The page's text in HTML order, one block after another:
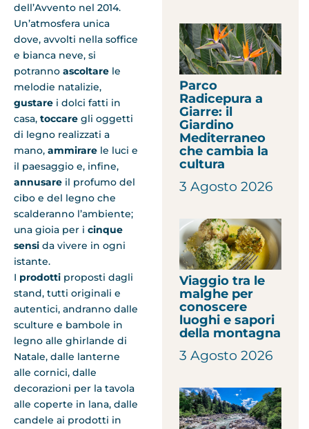
dell’Avvento nel 2014.
Un’atmosfera unica
dove, avvolti nella soffice
e bianca neve, si
potranno ascoltare le
melodie natalizie,
gustare i dolci fatti in
casa, toccare gli oggetti
di legno realizzati a
mano, ammirare le luci e
il paesaggio e, infine,
annusare il profumo del
cibo e del legno che
scalderanno l’ambiente;
una gioia per i cinque
sensi da vivere in ogni
istante.
I prodotti proposti dagli
stand, tutti originali e
autentici, andranno dalle
sculture e bambole in
legno alle ghirlande di
Natale, dalle lanterne
alle cornici, dalle
decorazioni per la tavola
alle coperte in lana, dalle
candele ai prodotti in
Parco
Radicepura a
Giarre: il
Giardino
Mediterraneo
che cambia la
cultura
3 Agosto 2026
Viaggio tra le
malghe per
conoscere
luoghi e sapori
della montagna
3 Agosto 2026